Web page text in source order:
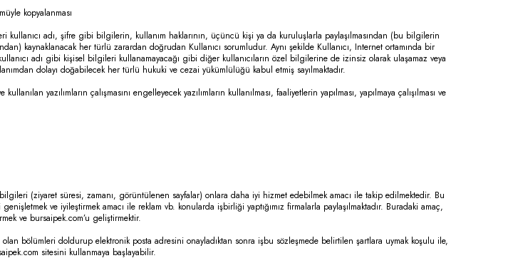
kopyalanması
kullanıcı adı, şifre gibi bilgilerin, kullanım haklarının, üçüncü kişi ya da kuruluşlarla paylaşılmasından (bu bilgilerin
kaynaklanacak her türlü zarardan doğrudan Kullanıcı sorumludur. Aynı şekilde Kullanıcı, Internet ortamında bir
adı gibi kişisel bilgileri kullanamayacağı gibi diğer kullanıcıların özel bilgilerine de izinsiz olarak ulaşamaz veya
dolayı doğabilecek her türlü hukuki ve cezai yükümlülüğü kabul etmiş sayılmaktadır.
yazılımların çalışmasını engelleyecek yazılımların kullanılması, faaliyetlerin yapılması, yapılmaya çalışılması ve
(ziyaret süresi, zamanı, görüntülenen sayfalar) onlara daha iyi hizmet edebilmek amacı ile takip edilmektedir. Bu
ve iyileştirmek amacı ile reklam vb. konularda işbirliği yaptığımız firmalarla paylaşılmaktadır. Buradaki amaç,
ve bursaipek.com’u geliştirmektir.
olan bölümleri doldurup elektronik posta adresini onayladıktan sonra işbu sözleşmede belirtilen şartlara uymak koşulu ile,
sitesini kullanmaya başlayabilir.